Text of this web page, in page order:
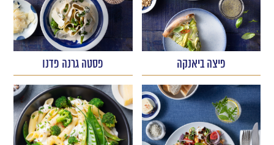
פיצה ביאנקה פסטה גרנה פדנו